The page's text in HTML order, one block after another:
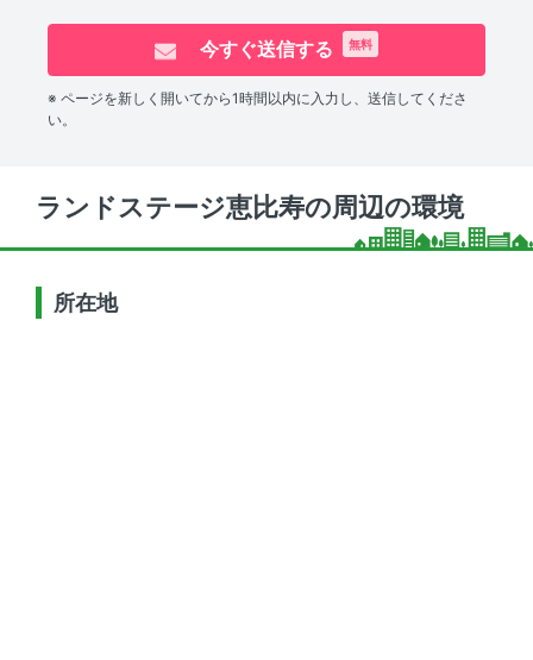
今すぐ送信する 無料
※ ページを新しく開いてから1時間以内に入力し、送信してくださ
い。
ランドステージ恵比寿の周辺の環境
所在地